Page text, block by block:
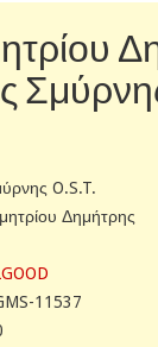
O.S.T.
Δημήτρης
11537